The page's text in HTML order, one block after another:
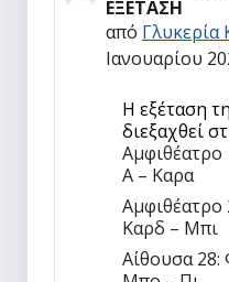
ΕΞΕΤΑΣΗ
από Γλυκερία
Ιανουαρίου
Η εξέταση
διεξαχθεί
Αμφιθέατρο
Α – Καρα
Αμφιθέατρο
Καρδ – Μπι
Αίθουσα 28: